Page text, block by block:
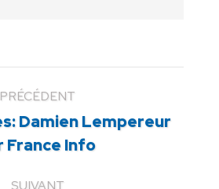
PRÉCÉDENT
Article
précédent
Damien Lempereur
France Info
SUIVANT